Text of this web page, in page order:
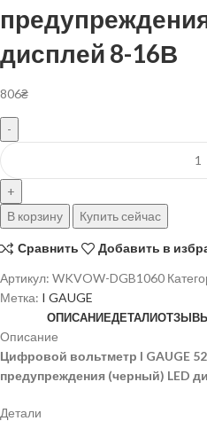
дисплей 8-16В
806₴
В корзину Купить сейчас
Сравнить
Добавить в
Артикул: WKVOW-DGB1060
Метка: I GAUGE
ОПИСАНИЕДЕТАЛИ
Описание
Цифровой вольтметр I GAUGE
предупреждения (черный) LED
Детали